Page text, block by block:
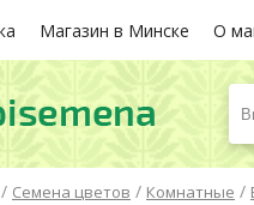
Магазин в Минске О
/ Семена цветов / Комнатные /